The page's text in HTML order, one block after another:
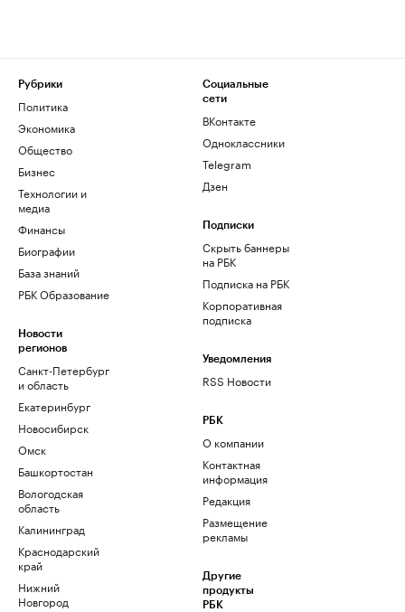
Рубрики
Политика
Экономика
Общество
Бизнес
Технологии и
медиа
Финансы
Биографии
База знаний
РБК Образование
Новости
регионов
Санкт-Петербург
и область
Екатеринбург
Новосибирск
Омск
Башкортостан
Вологодская
область
Калининград
Краснодарский
край
Нижний
Новгород
Социальные
сети
ВКонтакте
Одноклассники
Telegram
Дзен
Подписки
Скрыть баннеры
на РБК
Подписка на РБК
Корпоративная
подписка
Уведомления
RSS Новости
РБК
О компании
Контактная
информация
Редакция
Размещение
рекламы
Другие
продукты
РБК